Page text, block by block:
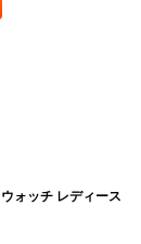
ォッチ レディース